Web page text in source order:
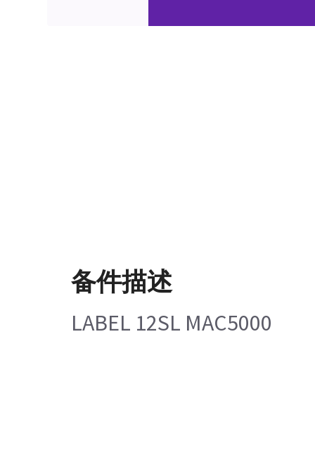
备件描述
LABEL 12SL MAC5000